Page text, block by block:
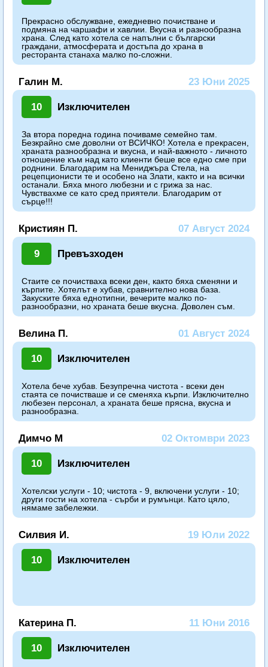
Прекрасно обслужване, ежедневно почистване и
подмяна на чаршафи и хавлии. Вкусна и разнообразна
храна. След като хотела се напълни с български
граждани, атмосферата и достъпа до храна в
ресторанта станаха малко по-сложни.
Галин М. 23 Юни 2025
10 Изключителен
За втора поредна година почиваме семейно там.
Безкрайно сме доволни от ВСИЧКО! Хотела е прекрасен,
храната разнообразна и вкусна, и най-важното - личното
отношение към над като клиенти беше все едно сме при
роднини. Благодарим на Мениджъра Стела, на
рецепционисти те и особено на Злати, както и на всички
останали. Бяха много любезни и с грижа за нас.
Чувствахме се като сред приятели. Благодарим от
сърце!!!
Кристиян П. 07 Август 2024
9 Превъзходен
Стаите се почистваха всеки ден, както бяха сменяни и
кърпите. Хотелът е хубав, сравнително нова база.
Закуските бяха еднотипни, вечерите малко по-
разнообразни, но храната беше вкусна. Доволен съм.
Велина П. 01 Август 2024
10 Изключителен
Хотела бече хубав. Безупречна чистота - всеки ден
стаята се почистваше и се сменяха кърпи. Изключително
любезен персонал, а храната беше прясна, вкусна и
разнообразна.
Димчо М 02 Октомври 2023
10 Изключителен
Хотелски услуги - 10; чистота - 9, включени услуги - 10;
други гости на хотела - сърби и румънци. Като цяло,
нямаме забележки.
Силвия И. 19 Юли 2022
10 Изключителен
Катерина П. 11 Юни 2016
10 Изключителен